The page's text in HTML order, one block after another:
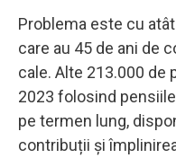
Problema este cu
care au 45 de ani de
cale. Alte 213.000 de
2023 folosind
pe termen lung,
contribuții și